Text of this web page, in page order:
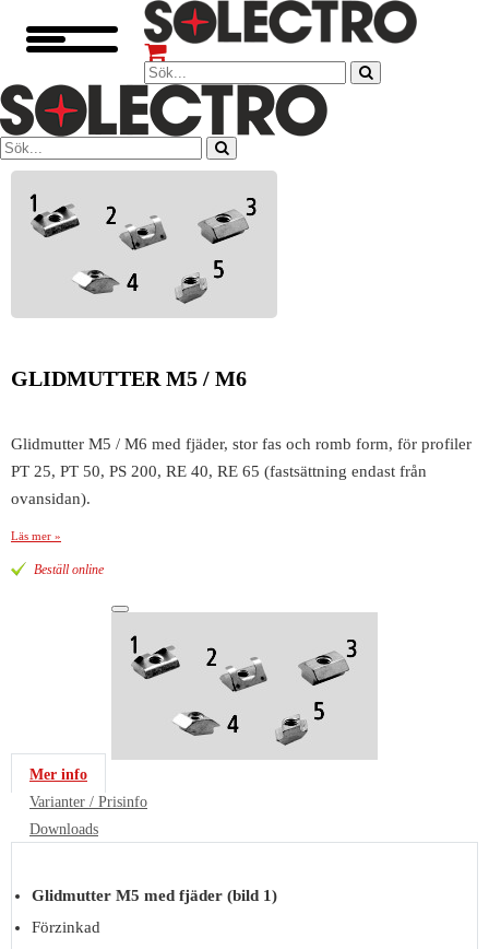
GLIDMUTTER M5 / M6
Glidmutter M5 / M6 med fjäder, stor fas och romb form, för profiler
PT 25, PT 50, PS 200, RE 40, RE 65 (fastsättning endast från
ovansidan).
Läs mer »
Beställ online
Mer info
Varianter / Prisinfo
Downloads
Glidmutter M5 med fjäder (bild 1)
Förzinkad